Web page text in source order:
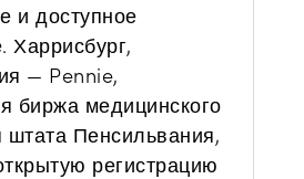
и доступное
Харрисбург,
— Pennie,
биржа медицинского
штата Пенсильвания,
регистрацию